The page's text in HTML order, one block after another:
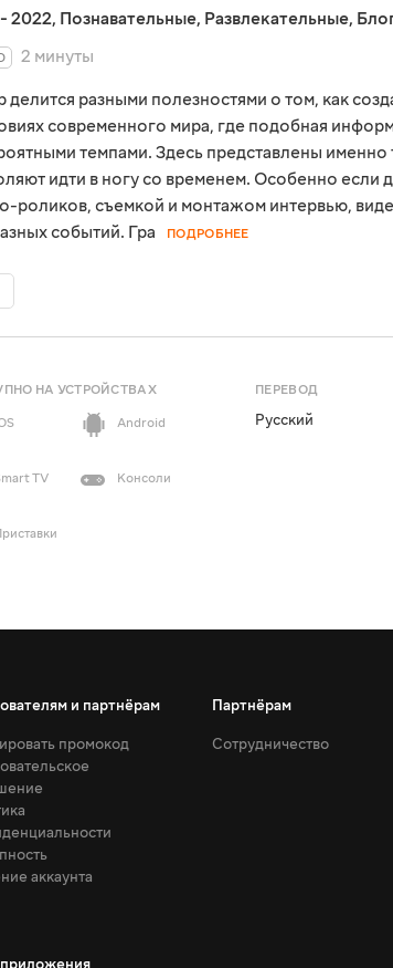
2022, Познавательные, Развлекательные,
2 минуты
делится разными полезностями о том, как
современного мира, где подобная
темпами. Здесь представлены
идти в ногу со временем. Особенно если
роликов, съемкой и монтажом интервью,
событий. Гра
ПОДРОБНЕЕ
НА УСТРОЙСТВАХ
Android
TV Консоли
ПЕРЕВОД
Русский
и партнёрам
промокод
аккаунта
Партнёрам
Сотрудничество